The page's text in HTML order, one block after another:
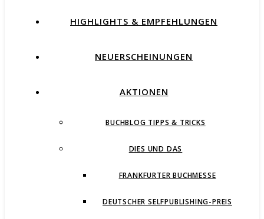
HIGHLIGHTS & EMPFEHLUNGEN
NEUERSCHEINUNGEN
AKTIONEN
BUCHBLOG TIPPS & TRICKS
DIES UND DAS
FRANKFURTER BUCHMESSE
DEUTSCHER SELFPUBLISHING-PREIS